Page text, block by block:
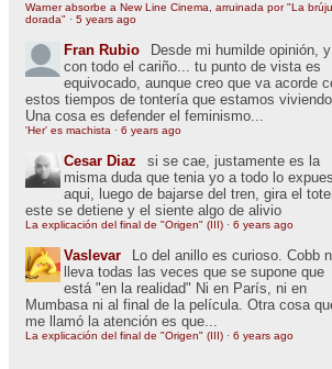
Warner absorbe a New Line Cinema, arruinada por "La
dorada" · 5 years ago
Fran Rubio
Desde mi humilde opinión, y
con todo el cariño... tu punto de vista es
equivocado, aunque creo que va acorde
estos tiempos de tontería que estamos
Una cosa es defender el feminismo...
'Her' es machista · 6 years ago
Cesar Diaz
si se cae, justamente es la
misma duda que tenia yo a todo lo
aqui, luego de bajarse del tren, gira el
este se detiene y el siente algo de alivio
La explicación del final de "Origen" (III) · 6 years ago
Vaslevar
Lo del anillo es curioso. Cobb
lleva todas las veces que se supone que
está "en la realidad" Ni en París, ni en
Mumbasa ni al final de la película. Otra cosa
me llamó la atención es que...
La explicación del final de "Origen" (III) · 6 years ago